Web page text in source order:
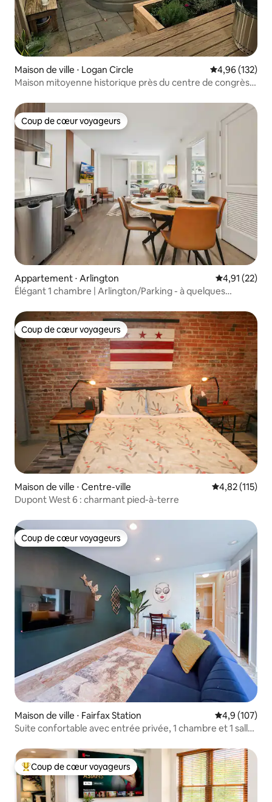
Maison de ville ⋅ Logan Circle Évaluation
4,96 (132)
Maison mitoyenne historique près du centre de congrès
Coup de cœur voyageurs
Coup de cœur voyageurs
Appartement ⋅ Arlington Évaluation
4,91 (22)
Élégant 1 chambre | Arlington/Parking - à quelques
Coup de cœur voyageurs
Coup de cœur voyageurs
Maison de ville ⋅ Centre-ville Évaluation
4,82 (115)
Dupont West 6 : charmant pied-à-terre
Coup de cœur voyageurs
Coup de cœur voyageurs
Maison de ville ⋅ Fairfax Station Évaluation
4,9 (107)
Suite confortable avec entrée privée, 1 chambre et 1 salle
Coups de cœur voyageurs les plus appréciés
Coup de cœur voyageurs